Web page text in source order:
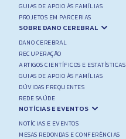
GUIAS DE APOIO ÀS FAMÍLIAS
PROJETOS EM PARCERIAS
SOBRE DANO CEREBRAL
DANO CEREBRAL
RECUPERAÇÃO
ARTIGOS CIENTÍFICOS E ESTATÍSTICAS
GUIAS DE APOIO ÀS FAMÍLIAS
DÚVIDAS FREQUENTES
REDE SAÚDE
NOTÍCIAS E EVENTOS
NOTÍCIAS E EVENTOS
MESAS REDONDAS E CONFERÊNCIAS